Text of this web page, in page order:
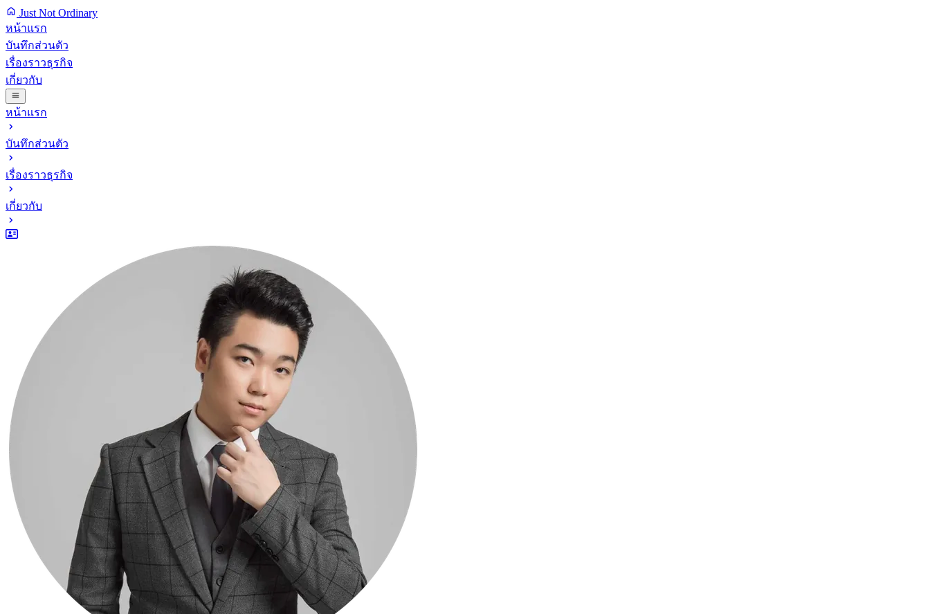
Just Not Ordinary
หน้าแรก
บันทึกส่วนตัว
เรื่องราวธุรกิจ
เกี่ยวกับ
หน้าแรก
บันทึกส่วนตัว
เรื่องราวธุรกิจ
เกี่ยวกับ